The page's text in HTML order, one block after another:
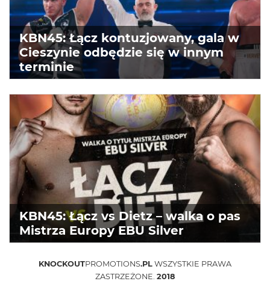
KBN45: Łącz kontuzjowany, gala w
Cieszynie odbędzie się w innym
terminie
KBN45: Łącz vs Dietz – walka o pas
Mistrza Europy EBU Silver
KNOCKOUTPROMOTIONS.PL WSZYSTKIE PRAWA
ZASTRZEŻONE. 2018